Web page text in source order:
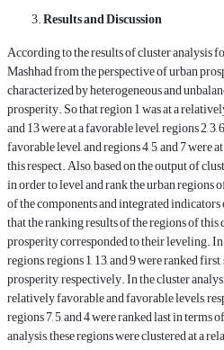
Results and Discussion
According to the results of cluster analysis
Mashhad from the perspective of urban
characterized by heterogeneous and
prosperity. So that region 1 was at a
and 13 were at a favorable level, regions 2, 3,
favorable level, and regions 4, 5, and 7
this respect. Also, based on the output of
in order to level and rank the urban
of the components and integrated
that the ranking results of the regions of
prosperity corresponded to their leveling.
regions, regions 1, 13, and 9 were ranked
prosperity, respectively. In the cluster
relatively favorable and favorable levels,
regions 7, 5, and 4 were ranked last in
analysis, these regions were clustered at a